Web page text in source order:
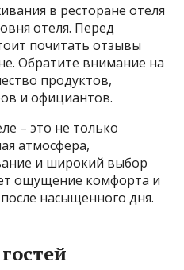
в ресторане отеля
отеля. Перед
почитать отзывы
Обратите внимание на
продуктов,
и официантов.
– это не только
атмосфера,
и широкий выбор
ощущение комфорта и
насыщенного дня.